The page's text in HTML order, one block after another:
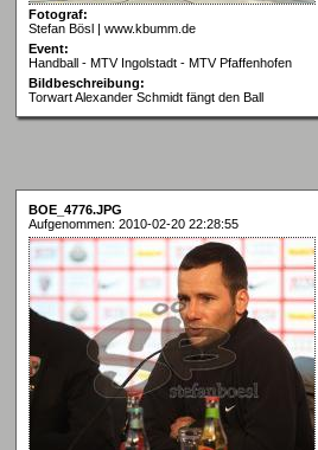
Fotograf:
Stefan Bösl | www.kbumm.de
Event:
Handball - MTV Ingolstadt - MTV Pfaffenhofen
Bildbeschreibung:
Torwart Alexander Schmidt fängt den Ball
BOE_4776.JPG
Aufgenommen: 2010-02-20 22:28:55